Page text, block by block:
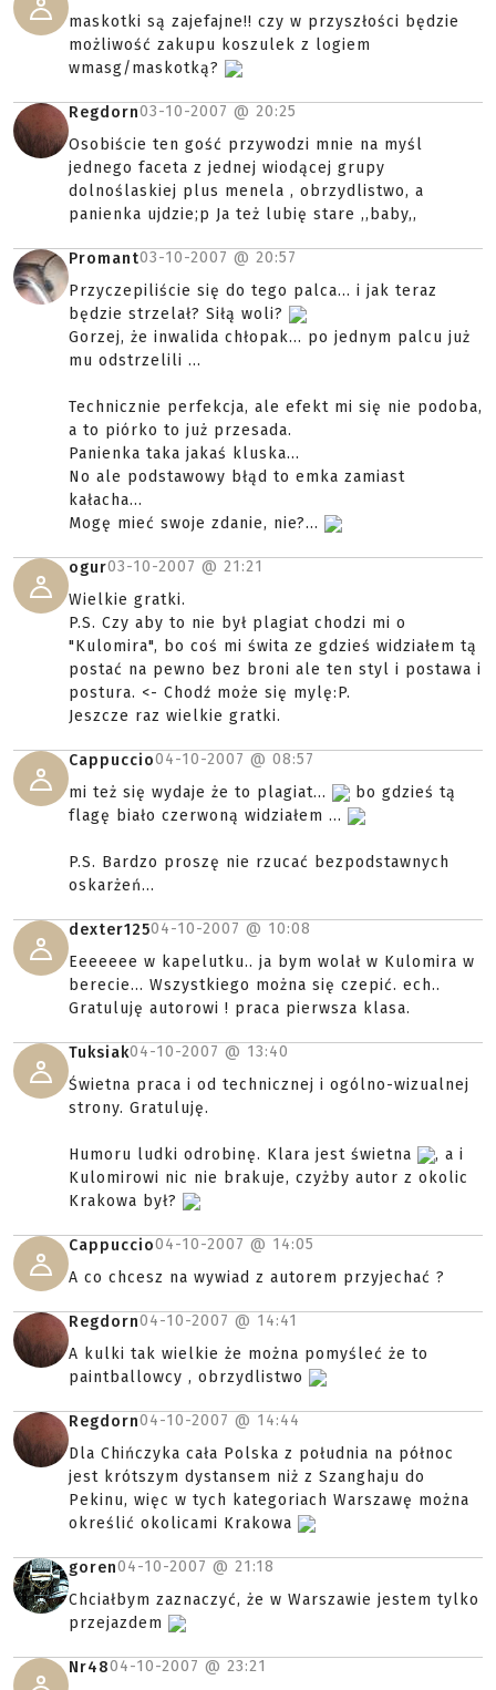
maskotki są zajefajne!! czy w przyszłości będzie
możliwość zakupu koszulek z logiem
wmasg/maskotką?
Regdorn03-10-2007 @ 20:25
Osobiście ten gość przywodzi mnie na myśl
jednego faceta z jednej wiodącej grupy
dolnoślaskiej plus menela , obrzydlistwo, a
panienka ujdzie;p Ja też lubię stare ,,baby,,
Promant03-10-2007 @ 20:57
Przyczepiliście się do tego palca... i jak teraz
będzie strzelał? Siłą woli?
Gorzej, że inwalida chłopak... po jednym palcu już
mu odstrzelili ...
Technicznie perfekcja, ale efekt mi się nie podoba,
a to piórko to już przesada.
Panienka taka jakaś kluska...
No ale podstawowy błąd to emka zamiast
kałacha...
Mogę mieć swoje zdanie, nie?...
ogur03-10-2007 @ 21:21
Wielkie gratki.
P.S. Czy aby to nie był plagiat chodzi mi o
"Kulomira", bo coś mi świta ze gdzieś widziałem tą
postać na pewno bez broni ale ten styl i postawa i
postura. <- Chodź może się mylę:P.
Jeszcze raz wielkie gratki.
Cappuccio04-10-2007 @ 08:57
mi też się wydaje że to plagiat...
bo gdzieś tą
flagę biało czerwoną widziałem ...
P.S. Bardzo proszę nie rzucać bezpodstawnych
oskarżeń...
dexter12504-10-2007 @ 10:08
Eeeeeee w kapelutku.. ja bym wolał w Kulomira w
berecie... Wszystkiego można się czepić. ech..
Gratuluję autorowi ! praca pierwsza klasa.
Tuksiak04-10-2007 @ 13:40
Świetna praca i od technicznej i ogólno-wizualnej
strony. Gratuluję.
Humoru ludki odrobinę. Klara jest świetna
, a i
Kulomirowi nic nie brakuje, czyżby autor z okolic
Krakowa był?
Cappuccio04-10-2007 @ 14:05
A co chcesz na wywiad z autorem przyjechać ?
Regdorn04-10-2007 @ 14:41
A kulki tak wielkie że można pomyśleć że to
paintballowcy , obrzydlistwo
Regdorn04-10-2007 @ 14:44
Dla Chińczyka cała Polska z południa na północ
jest krótszym dystansem niż z Szanghaju do
Pekinu, więc w tych kategoriach Warszawę można
określić okolicami Krakowa
goren04-10-2007 @ 21:18
Chciałbym zaznaczyć, że w Warszawie jestem tylko
przejazdem
Nr4804-10-2007 @ 23:21